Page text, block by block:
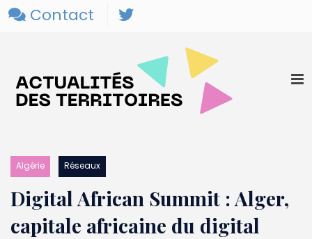
Contact
Algérie Réseaux
Digital African Summit : Alger,
capitale africaine du digital